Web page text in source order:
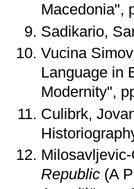
Macedonia",
Sadikario,
Vucina
Language in
Modernity",
Culibrk,
Republic(A